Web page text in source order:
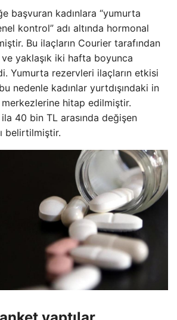
başvuran kadınlara “yumurta
kontrol” adı altında hormonal
Bu ilaçların Courier tarafından
yaklaşık iki hafta boyunca
Yumurta rezervleri ilaçların etkisi
nedenle kadınlar yurtdışındaki in
hitap edilmiştir.
ila 40 bin TL arasında değişen
belirtilmiştir.